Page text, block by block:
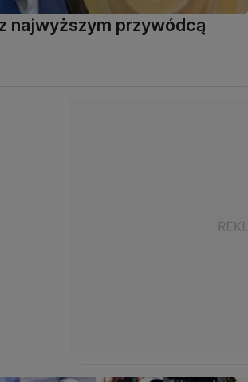
najwyższym przywódcą